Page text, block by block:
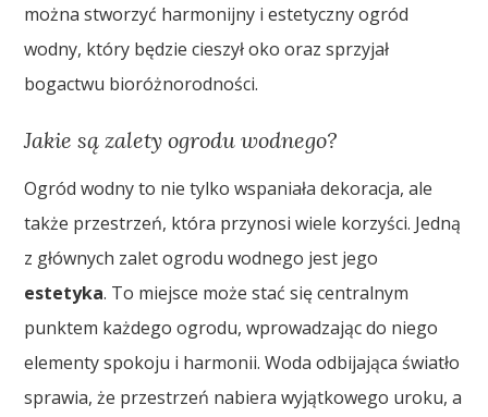
można stworzyć harmonijny i estetyczny ogród
wodny, który będzie cieszył oko oraz sprzyjał
bogactwu bioróżnorodności.
Jakie są zalety ogrodu wodnego?
Ogród wodny to nie tylko wspaniała dekoracja, ale
także przestrzeń, która przynosi wiele korzyści. Jedną
z głównych zalet ogrodu wodnego jest jego
estetyka. To miejsce może stać się centralnym
punktem każdego ogrodu, wprowadzając do niego
elementy spokoju i harmonii. Woda odbijająca światło
sprawia, że przestrzeń nabiera wyjątkowego uroku, a